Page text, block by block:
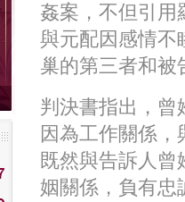
姦案，不但引用
與元配因感情不
巢的第三者和被
判決書指出，曾
因為工作關係
既然與告訴人
姻關係，負有忠